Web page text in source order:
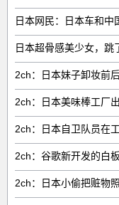
日本网民：日本车和中
日本超骨感美少女，
2ch：日本妹子卸妆前
2ch：日本美味棒工厂
2ch：日本自卫队员在
2ch：谷歌新开发的白
2ch：日本小偷把赃物